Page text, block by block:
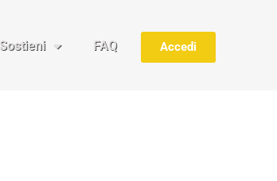
Sostieni FAQ Accedi